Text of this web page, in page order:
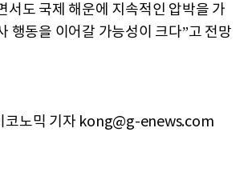
서도 국제 해운에 지속적인 압박을 가
행동을 이어갈 가능성이 크다”고 전망
코노믹 기자 kong@g-enews.com